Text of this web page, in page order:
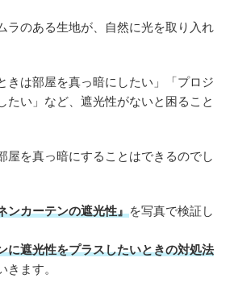
ラのある生地が、自然に光を取り入れ
きは部屋を真っ暗にしたい」「プロジ
たい」など、遮光性がないと困ること
屋を真っ暗にすることはできるのでし
ンカーテンの遮光性』を写真で検証し
に遮光性をプラスしたいときの対処法
きます。